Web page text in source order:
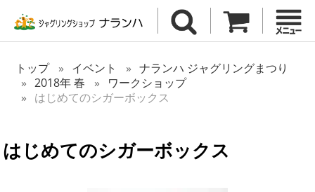
トップ イベント
ナランハ ジャグリングまつり
2018年 春
ワークショップ
はじめてのシガーボックス
はじめてのシガーボックス